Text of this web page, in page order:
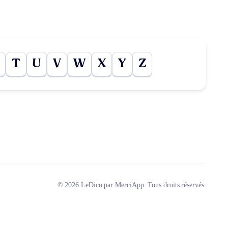
T U V W X Y Z
© 2026 LeDico par MerciApp. Tous droits réservés.